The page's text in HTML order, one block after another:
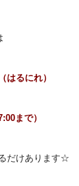
るにれ）
まで）
だけあります☆